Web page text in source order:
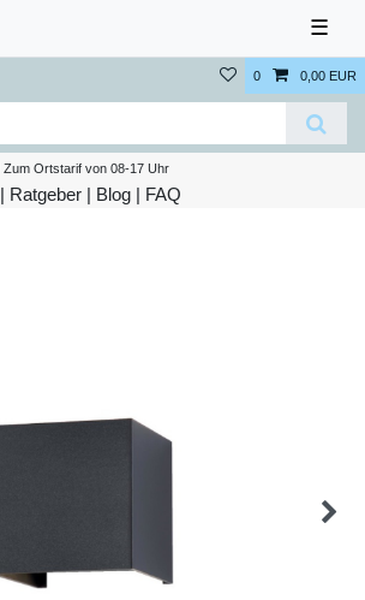
☰
0 0,00 EUR
Zum Ortstarif von 08-17 Uhr
| Ratgeber | Blog | FAQ